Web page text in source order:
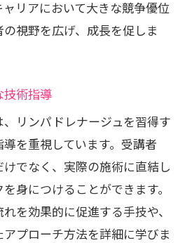
リアにおいて大きな競争優位
視野を広げ、成長を促しま
技術指導
リンパドレナージュを習得す
を重視しています。受講者
でなく、実際の施術に直結し
身につけることができます。
を効果的に促進する手技や、
プローチ方法を詳細に学びま